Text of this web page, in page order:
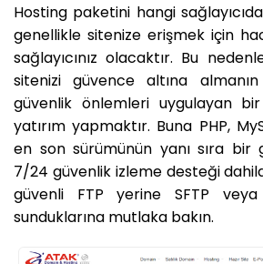
Hosting paketini hangi
genellikle sitenize erişmek için
sağlayıcınız olacaktır. Bu
sitenizi güvence altına
güvenlik önlemleri uygulayan
yatırım yapmaktır. Buna PHP,
en son sürümünün yanı sıra bir
7/24 güvenlik izleme desteği
güvenli FTP yerine SFTP veya
sunduklarına mutlaka bakın.